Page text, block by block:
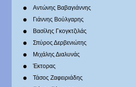
Αντώνης Βαβαγιάννης
Γιάννης Βούλγαρης
Βασίλης Γκογκτζιλάς
Σπύρος Δερβενιώτης
Mιχάλης Διαλυνάς
Έκτορας
Τάσος Ζαφειριάδης